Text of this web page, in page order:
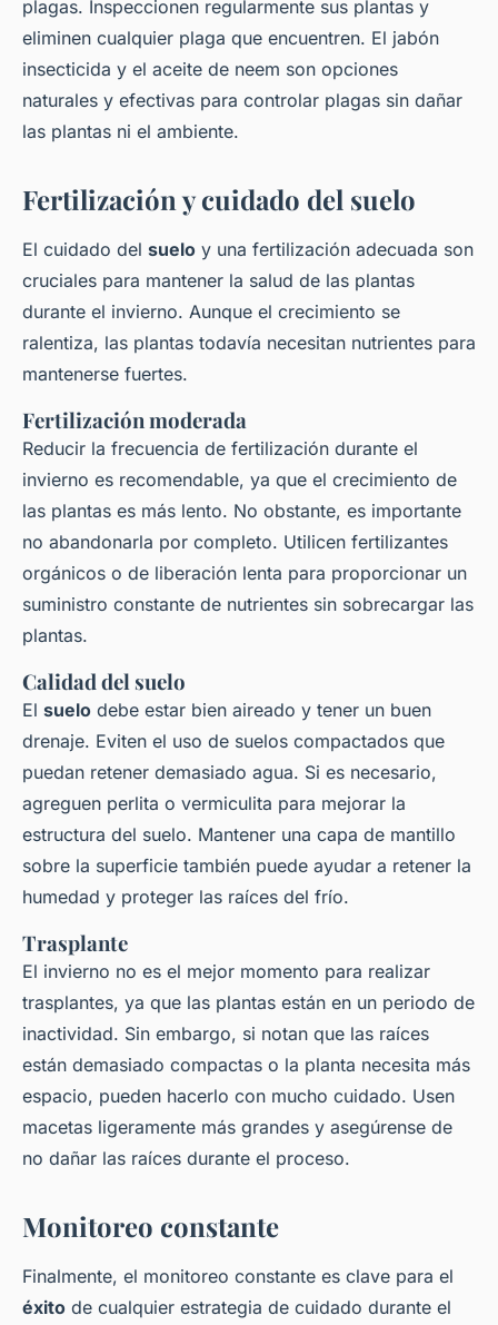
plagas. Inspeccionen regularmente sus plantas y
eliminen cualquier plaga que encuentren. El jabón
insecticida y el aceite de neem son opciones
naturales y efectivas para controlar plagas sin dañar
las plantas ni el ambiente.
Fertilización y cuidado del suelo
El cuidado del suelo y una fertilización adecuada son
cruciales para mantener la salud de las plantas
durante el invierno. Aunque el crecimiento se
ralentiza, las plantas todavía necesitan nutrientes para
mantenerse fuertes.
Fertilización moderada
Reducir la frecuencia de fertilización durante el
invierno es recomendable, ya que el crecimiento de
las plantas es más lento. No obstante, es importante
no abandonarla por completo. Utilicen fertilizantes
orgánicos o de liberación lenta para proporcionar un
suministro constante de nutrientes sin sobrecargar las
plantas.
Calidad del suelo
El suelo debe estar bien aireado y tener un buen
drenaje. Eviten el uso de suelos compactados que
puedan retener demasiado agua. Si es necesario,
agreguen perlita o vermiculita para mejorar la
estructura del suelo. Mantener una capa de mantillo
sobre la superficie también puede ayudar a retener la
humedad y proteger las raíces del frío.
Trasplante
El invierno no es el mejor momento para realizar
trasplantes, ya que las plantas están en un periodo de
inactividad. Sin embargo, si notan que las raíces
están demasiado compactas o la planta necesita más
espacio, pueden hacerlo con mucho cuidado. Usen
macetas ligeramente más grandes y asegúrense de
no dañar las raíces durante el proceso.
Monitoreo constante
Finalmente, el monitoreo constante es clave para el
éxito de cualquier estrategia de cuidado durante el